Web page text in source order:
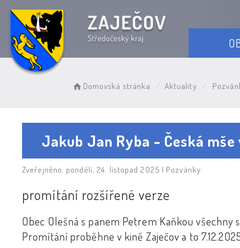
Domovská stránka Aktuality
Jakub Jan Ryba - Česká mše
Zveřejněno: pondělí, 24. listopad 2025 | Pozvánky
promítání rozšířené verze
Obec Olešná s panem Petrem Kaňkou
Promítání proběhne v kině Zaječov a to